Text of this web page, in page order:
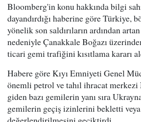
Bloomberg'in konu hakkında bilgi
dayandırdığı haberine göre Türkiye,
yönelik son saldırıların ardından
nedeniyle Çanakkale Boğazı
ticari gemi trafiğini kısıtlama kararı
Habere göre Kıyı Emniyeti Genel
önemli petrol ve tahıl ihracat
giden bazı gemilerin yanı sıra
gemilerin geçiş izinlerini bekletti